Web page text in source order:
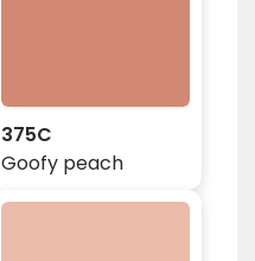
375C
Goofy peach